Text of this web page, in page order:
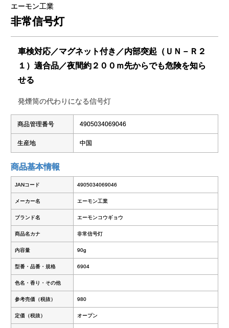
エーモン工業
非常信号灯
車検対応／マグネット付き／内部突起（ＵＮ－Ｒ２
１）適合品／夜間約２００ｍ先からでも危険を知ら
せる
発煙筒の代わりになる信号灯
商品管理番号 4905034069046
生産地 中国
商品基本情報
JANコード 4905034069046
メーカー名 エーモン工業
ブランド名 エーモンコウギョウ
商品名カナ 非常信号灯
内容量 90g
型番・品番・規格 6904
色名・香り・その他
参考売価（税抜） 980
定価（税抜） オープン